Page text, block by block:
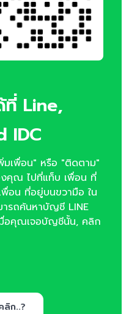
ที่ Line,
IDC
เพื่อน" หรือ "ติดตาม"
คุณ ไปที่แท็บ เพื่อน ที่
อน ที่อยู่บนขวามือ ใน
รถค้นหาบัญชี LINE
อคุณเจอบัญชีนั้น, คลิก
ลิก..?